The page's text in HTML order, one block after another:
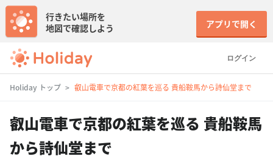
ログイン
行きたい場所を
地図で確認しよう
アプリで開く
Holiday トップ 叡山電車で京都の紅葉を巡る 貴船鞍馬から詩仙堂まで
叡山電車で京都の紅葉を巡る 貴船鞍馬
から詩仙堂まで